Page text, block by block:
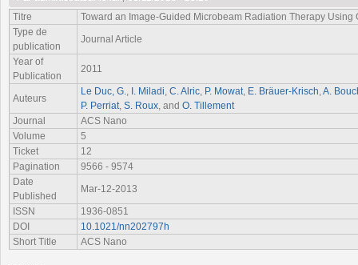
Titre
Toward an Image-Guided Microbeam Radiation Therapy
Type de
publication
Journal Article
Year of
Publication
2011
Auteurs
Le Duc, G. I. Miladi C. Alric P. Mowat E. Bräuer-Krisch A.
P. Perriat S. Roux , and O. Tillement
Journal
ACS Nano
Volume
5
Ticket
12
Pagination
9566 - 9574
Date
Published
Mar-12-2013
ISSN
1936-0851
DOI
10.1021/nn202797h
Short Title
ACS Nano